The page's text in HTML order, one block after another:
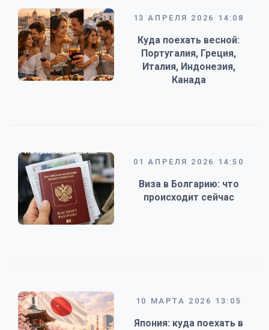
13 АПРЕЛЯ 2026 14:08
Куда поехать весной:
Португалия, Греция,
Италия, Индонезия,
Канада
01 АПРЕЛЯ 2026 14:50
Виза в Болгарию: что
происходит сейчас
10 МАРТА 2026 13:05
Япония: куда поехать в